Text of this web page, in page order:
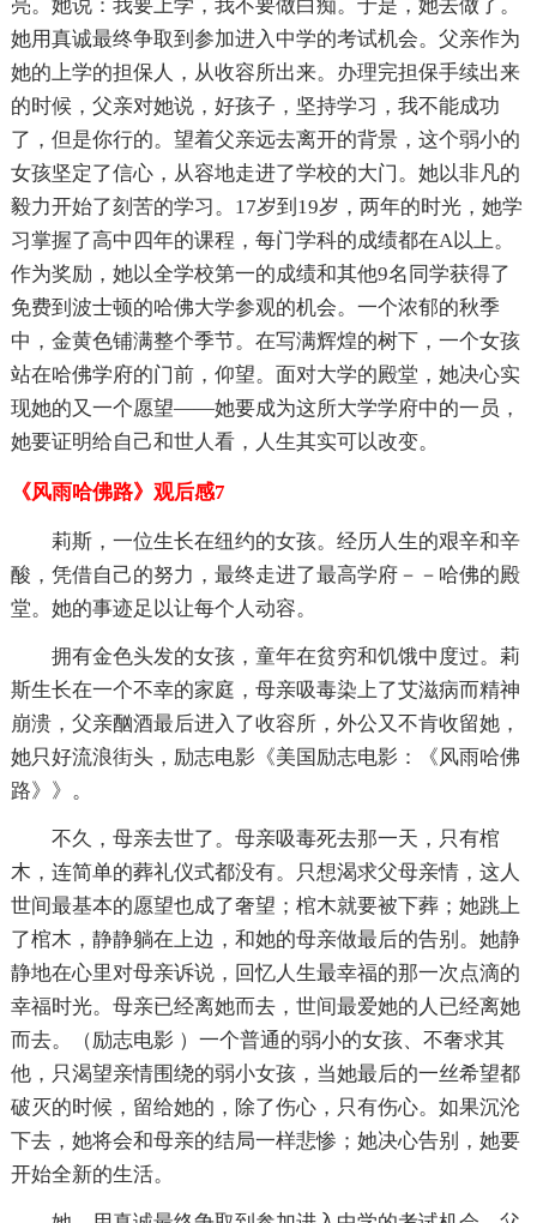
亮。她说：我要上学，我不要做白痴。于是，她去做了。
她用真诚最终争取到参加进入中学的考试机会。父亲作为
她的上学的担保人，从收容所出来。办理完担保手续出来
的时候，父亲对她说，好孩子，坚持学习，我不能成功
了，但是你行的。望着父亲远去离开的背景，这个弱小的
女孩坚定了信心，从容地走进了学校的大门。她以非凡的
毅力开始了刻苦的学习。17岁到19岁，两年的时光，她学
习掌握了高中四年的课程，每门学科的成绩都在A以上。
作为奖励，她以全学校第一的成绩和其他9名同学获得了
免费到波士顿的哈佛大学参观的机会。一个浓郁的秋季
中，金黄色铺满整个季节。在写满辉煌的树下，一个女孩
站在哈佛学府的门前，仰望。面对大学的殿堂，她决心实
现她的又一个愿望——她要成为这所大学学府中的一员，
她要证明给自己和世人看，人生其实可以改变。
《风雨哈佛路》观后感7
莉斯，一位生长在纽约的女孩。经历人生的艰辛和辛
酸，凭借自己的努力，最终走进了最高学府－－哈佛的殿
堂。她的事迹足以让每个人动容。
拥有金色头发的女孩，童年在贫穷和饥饿中度过。莉
斯生长在一个不幸的家庭，母亲吸毒染上了艾滋病而精神
崩溃，父亲酗酒最后进入了收容所，外公又不肯收留她，
她只好流浪街头，励志电影《美国励志电影：《风雨哈佛
路》》。
不久，母亲去世了。母亲吸毒死去那一天，只有棺
木，连简单的葬礼仪式都没有。只想渴求父母亲情，这人
世间最基本的愿望也成了奢望；棺木就要被下葬；她跳上
了棺木，静静躺在上边，和她的母亲做最后的告别。她静
静地在心里对母亲诉说，回忆人生最幸福的那一次点滴的
幸福时光。母亲已经离她而去，世间最爱她的人已经离她
而去。（励志电影 ）一个普通的弱小的女孩、不奢求其
他，只渴望亲情围绕的弱小女孩，当她最后的一丝希望都
破灭的时候，留给她的，除了伤心，只有伤心。如果沉沦
下去，她将会和母亲的结局一样悲惨；她决心告别，她要
开始全新的生活。